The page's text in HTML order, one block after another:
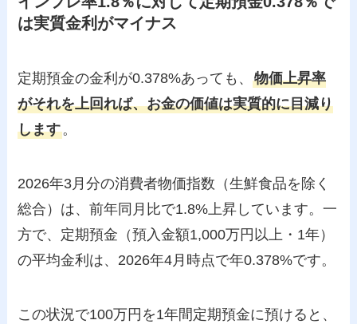
は実質金利がマイナス
定期預金の金利が0.378%あっても、物価上昇率
がそれを上回れば、お金の価値は実質的に目減り
します。
2026年3月分の消費者物価指数（生鮮食品を除く
総合）は、前年同月比で1.8%上昇しています。一
方で、定期預金（預入金額1,000万円以上・1年）
の平均金利は、2026年4月時点で年0.378%です。
この状況で100万円を1年間定期預金に預けると、